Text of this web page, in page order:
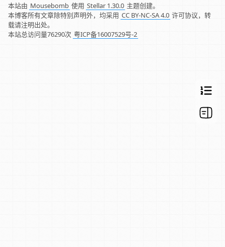
本站由 Mousebomb 使用 Stellar 1.30.0 主题创建。
本博客所有文章除特别声明外，均采用 CC BY-NC-SA 4.0 许可协议，转
载请注明出处。
本站总访问量76290次 粤ICP备16007529号-2